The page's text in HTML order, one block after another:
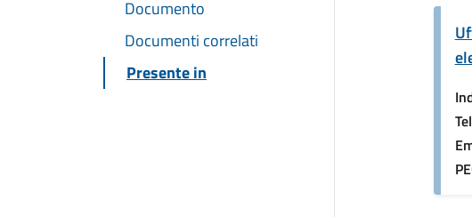
Documento
Documenti correlati
Presente in